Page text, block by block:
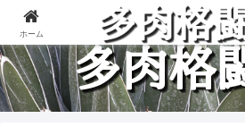
多肉植物と楽しく格闘してい
ホーム